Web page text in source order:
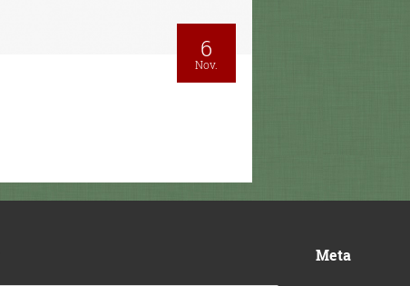
6
Nov.
Meta